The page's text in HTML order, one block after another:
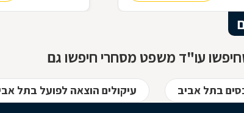
עו"ד משפט מסחרי חיפשו גם
בתל אביב עיקולים הוצאה לפועל בתל